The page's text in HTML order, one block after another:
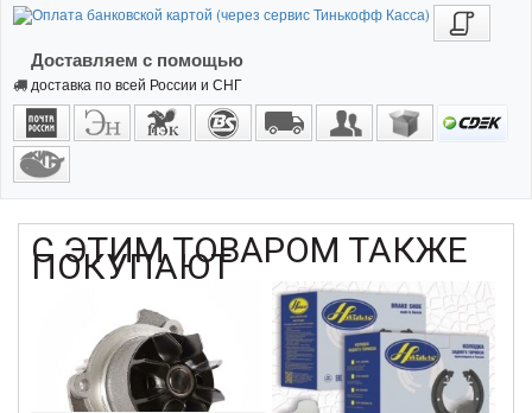
Доставляем с помощью
доставка по всей России и СНГ
С ЭТИМ ТОВАРОМ ТАКЖЕ
ПОКУПАЮТ